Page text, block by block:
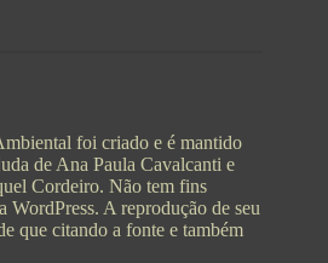
foi criado e é mantido
de Ana Paula Cavalcanti e
Cordeiro. Não tem fins
A reprodução de seu
que citando a fonte e também